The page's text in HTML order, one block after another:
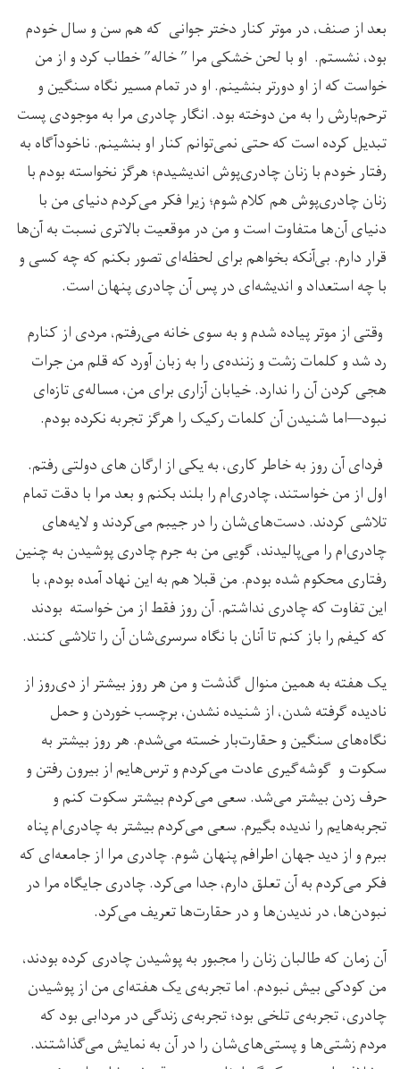
بعد از صنف، در موتر کنار دختر جوانی که هم سن و سال خودم
بود، نشستم. او با لحن خشکی مرا ” خاله” خطاب کرد و از من
خواست که از او دورتر بنشینم. او در تمام مسیر نگاه سنگین و
ترحم‌بارش را به من دوخته بود. انگار چادری مرا به موجودی پست
تبدیل کرده است که حتی نمی‌توانم کنار او بنشینم. ناخودآگاه به
رفتار خودم با زنان چادری‌پوش اندیشیدم؛ هرگز نخواسته بودم با
زنان چادری‌پوش هم کلام شوم؛ زیرا فکر می‌کردم دنیای من با
دنیای آن‌ها متفاوت است و من در موقعیت بالاتری نسبت به آن‌ها
قرار دارم. بی‌آنکه بخواهم برای لحظه‌ای تصور بکنم که چه کسی و
با چه استعداد و اندیشه‌ای در پس آن چادری پنهان است.
وقتی از موتر پیاده شدم و به سوی خانه می‌رفتم، مردی از کنارم
رد شد و کلمات زشت و زننده‌ی را به زبان آورد که قلم من جرات
هجی کردن آن را ندارد. خیابان آزاری برای من، مساله‌ی تازه‌ای
نبود—اما شنیدن آن کلمات رکیک را هرگز تجربه نکرده بودم.
فردای آن روز به خاطر کاری، به یکی از ارگان های دولتی رفتم.
اول از من خواستند، چادری‌ام را بلند بکنم و بعد مرا با دقت تمام
تلاشی کردند. دست‌های‌شان را در جیبم می‌کردند و لایه‌های
چادری‌ام را می‌پالیدند، گویی من به جرم چادری پوشیدن به چنین
رفتاری محکوم شده بودم. من قبلا هم به این نهاد آمده بودم، با
این تفاوت که چادری نداشتم. آن روز فقط از من خواسته بودند
که کیفم را باز کنم تا آنان با نگاه سرسری‌شان آن را تلاشی کنند.
یک هفته به همین منوال گذشت و من هر روز بیشتر از دی‌روز از
نادیده گرفته شدن، از شنیده نشدن، برچسب خوردن و حمل
نگاه‌های سنگین و حقارت‌بار خسته می‌شدم. هر روز بیشتر به
سکوت و گوشه‌گیری عادت می‌کردم و ترس‌هایم از بیرون رفتن و
حرف زدن بیشتر می‌شد. سعی می‌کردم بیشتر سکوت کنم و
تجربه‌هایم را ندیده بگیرم. سعی می‌کردم بیشتر به چادری‌ام پناه
ببرم و از دید جهان اطرافم پنهان شوم. چادری مرا از جامعه‌ای که
فکر می‌کردم به آن تعلق دارم، جدا می‌کرد. چادری جایگاه‌ مرا در
نبودن‌ها، در ندیدن‌ها و در حقارت‌ها تعریف می‌کرد.
آن زمان که طالبان زنان را مجبور به پوشیدن چادری کرده بودند،
من کودکی بیش نبودم. اما تجربه‌ی یک هفته‌ای من از پوشیدن
چادری، تجربه‌ی تلخی بود؛ تجربه‌ی زندگی در مردابی بود که
مردم زشتی‌ها و پستی‌های‌شان را در آن به نمایش می‌گذاشتند.